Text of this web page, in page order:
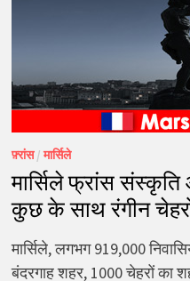
फ़्रांस/मार्सिले
मार्सिले फ्रांस
कुछ के साथ रंगीन
मार्सिले, लगभग 919,000
बंदरगाह शहर, 1000 चेहरों का